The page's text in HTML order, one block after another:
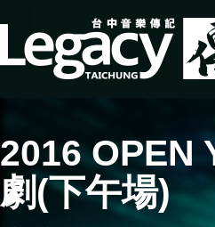
2016 OPEN
劇(下午場)